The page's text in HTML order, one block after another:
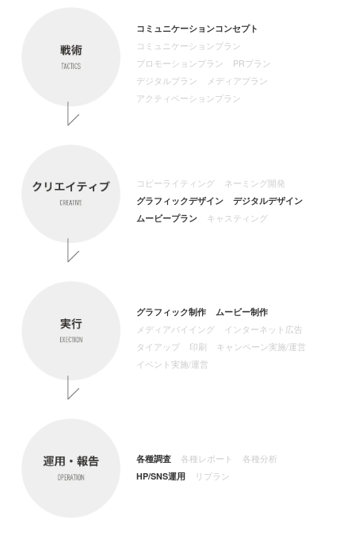
コミュニケーションコンセプト
コミュニケーションプラン
プロモーションプラン
PRプラン
デジタルプラン
メディアプラン
アクティベーションプラン
コピーライティング
ネーミング開発
グラフィックデザイン
デジタルデザイン
ムービープラン
キャスティング
グラフィック制作
ムービー制作
メディアバイイング
インターネット広告
タイアップ
印刷 キャンペーン実施/運営
イベント実施/運営
各種調査 各種レポート
各種分析
HP/SNS運用
リプラン